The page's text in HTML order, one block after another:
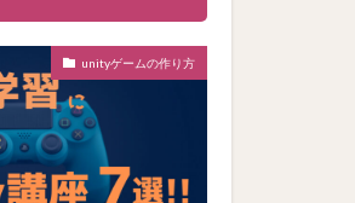
unityゲームの作り方